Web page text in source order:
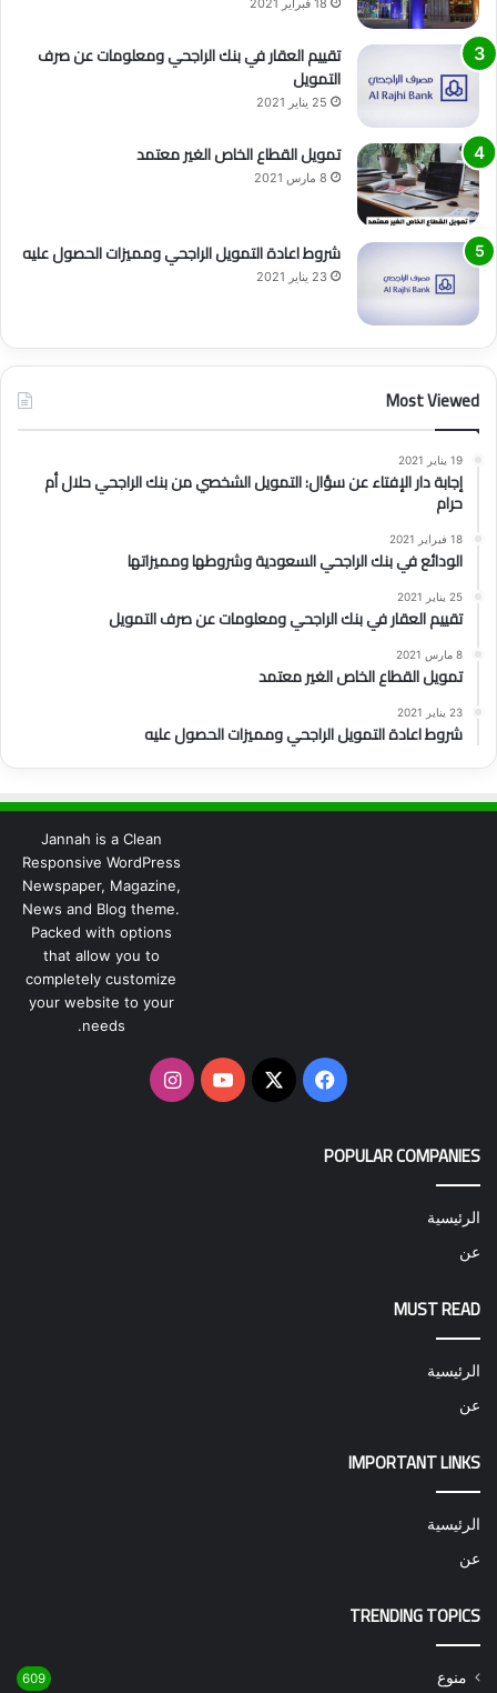
18 فبراير 2021
تقييم العقار في بنك الراجحي ومعلومات عن صرف
التمويل
25 يناير 2021
تمويل القطاع الخاص الغير معتمد
8 مارس 2021
شروط اعادة التمويل الراجحي ومميزات الحصول عليه
23 يناير 2021
Most Viewed
19 يناير 2021
إجابة دار الإفتاء عن سؤال: التمويل الشخصي من بنك الراجحي حلال أم
حرام
18 فبراير 2021
الودائع في بنك الراجحي السعودية وشروطها ومميزاتها
25 يناير 2021
تقييم العقار في بنك الراجحي ومعلومات عن صرف التمويل
8 مارس 2021
تمويل القطاع الخاص الغير معتمد
23 يناير 2021
شروط اعادة التمويل الراجحي ومميزات الحصول عليه
Jannah is a Clean
Responsive WordPress
Newspaper, Magazine,
News and Blog theme.
Packed with options
that allow you to
completely customize
your website to your
needs.
فيسبوك
‫X
‫YouTubeانستقرام
POPULAR COMPANIES
الرئيسية
عن
MUST READ
الرئيسية
عن
IMPORTANT LINKS
الرئيسية
عن
TRENDING TOPICS
منوع 609